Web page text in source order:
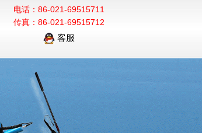
电话：86-021-69515711
传真：86-021-69515712
客服